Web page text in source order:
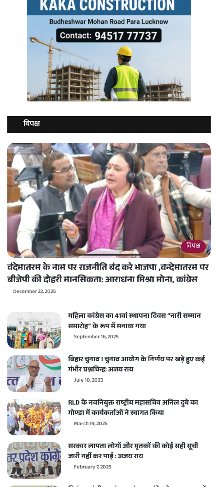
विपक्ष
विपक्ष
वंदेमातरम के नाम पर राजनीति बंद करे भाजपा ,वन्देमातरम पर
बीजेपी की दोहरी मानसिकता: आराधना मिश्रा मोना, कांग्रेस
December 22, 2025
महिला कांग्रेस का 41वां स्थापना दिवस “नारी सम्मान
समारोह” के रूप में मनाया गया
September 16, 2025
बिहार चुनाव ! चुनाव आयोग के निर्णय पर खड़े हुए कई
गंभीर प्रश्नचिन्ह: अजय राय
July 10, 2025
RLD के नवनियुक्त राष्ट्रीय महासचिव अनिल दुबे का
गोण्डा में कार्यकर्ताओं ने स्वागत किया
March 19, 2025
सरकार लापता लोगों और मृतकों की कोई सही सूची
जारी नहीं कर पाई : अजय राय
February 7, 2025